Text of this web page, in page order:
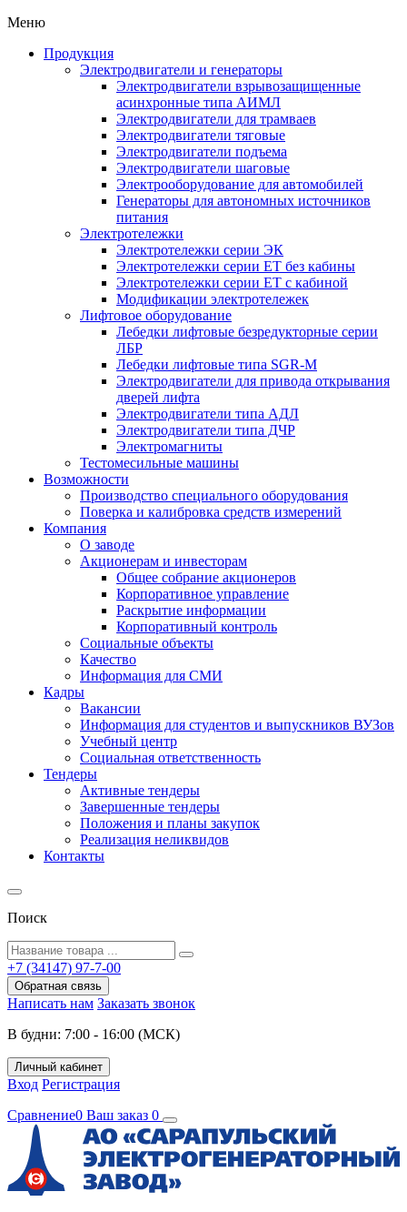
Меню
Продукция
Электродвигатели и генераторы
Электродвигатели взрывозащищенные
асинхронные типа АИМЛ
Электродвигатели для трамваев
Электродвигатели тяговые
Электродвигатели подъема
Электродвигатели шаговые
Электрооборудование для автомобилей
Генераторы для автономных источников
питания
Электротележки
Электротележки серии ЭК
Электротележки серии ЕТ без кабины
Электротележки серии ЕТ с кабиной
Модификации электротележек
Лифтовое оборудование
Лебедки лифтовые безредукторные серии
ЛБР
Лебедки лифтовые типа SGR-M
Электродвигатели для привода открывания
дверей лифта
Электродвигатели типа АДЛ
Электродвигатели типа ДЧР
Электромагниты
Тестомесильные машины
Возможности
Производство специального оборудования
Поверка и калибровка средств измерений
Компания
О заводе
Акционерам и инвесторам
Общее собрание акционеров
Корпоративное управление
Раскрытие информации
Корпоративный контроль
Социальные объекты
Качество
Информация для СМИ
Кадры
Вакансии
Информация для студентов и выпускников ВУЗов
Учебный центр
Социальная ответственность
Тендеры
Активные тендеры
Завершенные тендеры
Положения и планы закупок
Реализация неликвидов
Контакты
Поиск
+7 (34147) 97-7-00
Обратная связь
Написать нам Заказать звонок
В будни: 7:00 - 16:00 (МСК)
Личный кабинет
Вход Регистрация
Сравнение0 Ваш заказ 0